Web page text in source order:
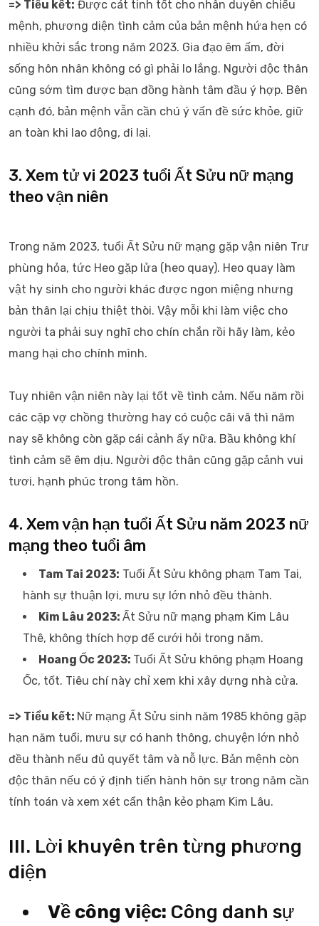
=> Tiểu kết: Được cát tinh tốt cho nhân duyên chiếu
mệnh, phương diện tình cảm của bản mệnh hứa hẹn có
nhiều khởi sắc trong năm 2023. Gia đạo êm ấm, đời
sống hôn nhân không có gì phải lo lắng. Người độc thân
cũng sớm tìm được bạn đồng hành tâm đầu ý hợp. Bên
cạnh đó, bản mệnh vẫn cần chú ý vấn đề sức khỏe, giữ
an toàn khi lao động, đi lại.
3. Xem tử vi 2023 tuổi Ất Sửu nữ mạng
theo vận niên
Trong năm 2023, tuổi Ất Sửu nữ mạng gặp vận niên Trư
phùng hỏa, tức Heo gặp lửa (heo quay). Heo quay làm
vật hy sinh cho người khác được ngon miệng nhưng
bản thân lại chịu thiệt thòi. Vậy mỗi khi làm việc cho
người ta phải suy nghĩ cho chín chắn rồi hãy làm, kẻo
mang hại cho chính mình.
Tuy nhiên vận niên này lại tốt về tình cảm. Nếu năm rồi
các cặp vợ chồng thường hay có cuộc cãi vã thì năm
nay sẽ không còn gặp cái cảnh ấy nữa. Bầu không khí
tình cảm sẽ êm dịu. Người độc thân cũng gặp cảnh vui
tươi, hạnh phúc trong tâm hồn.
4. Xem vận hạn tuổi Ất Sửu năm 2023 nữ
mạng theo tuổi âm
Tam Tai 2023: Tuổi Ất Sửu không phạm Tam Tai,
hành sự thuận lợi, mưu sự lớn nhỏ đều thành.
Kim Lâu 2023: Ất Sửu nữ mạng phạm Kim Lâu
Thê, không thích hợp để cưới hỏi trong năm.
Hoang Ốc 2023: Tuổi Ất Sửu không phạm Hoang
Ốc, tốt. Tiêu chí này chỉ xem khi xây dựng nhà cửa.
=> Tiểu kết: Nữ mạng Ất Sửu sinh năm 1985 không gặp
hạn năm tuổi, mưu sự có hanh thông, chuyện lớn nhỏ
đều thành nếu đủ quyết tâm và nỗ lực. Bản mệnh còn
độc thân nếu có ý định tiến hành hôn sự trong năm cần
tính toán và xem xét cẩn thận kẻo phạm Kim Lâu.
III. Lời khuyên trên từng phương
diện
Về công việc: Công danh sự